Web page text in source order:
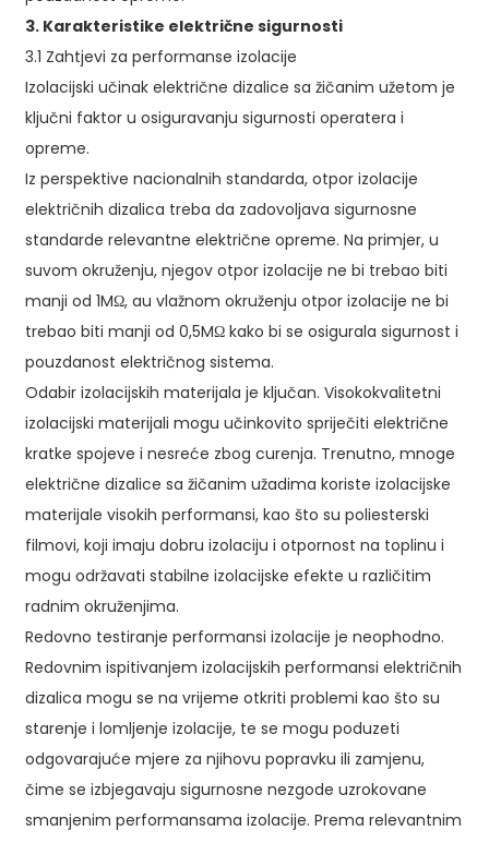
3. Karakteristike električne sigurnosti
3.1 Zahtjevi za performanse izolacije
Izolacijski učinak električne dizalice sa žičanim užetom je
ključni faktor u osiguravanju sigurnosti operatera i
opreme.
Iz perspektive nacionalnih standarda, otpor izolacije
električnih dizalica treba da zadovoljava sigurnosne
standarde relevantne električne opreme. Na primjer, u
suvom okruženju, njegov otpor izolacije ne bi trebao biti
manji od 1MΩ, au vlažnom okruženju otpor izolacije ne bi
trebao biti manji od 0,5MΩ kako bi se osigurala sigurnost i
pouzdanost električnog sistema.
Odabir izolacijskih materijala je ključan. Visokokvalitetni
izolacijski materijali mogu učinkovito spriječiti električne
kratke spojeve i nesreće zbog curenja. Trenutno, mnoge
električne dizalice sa žičanim užadima koriste izolacijske
materijale visokih performansi, kao što su poliesterski
filmovi, koji imaju dobru izolaciju i otpornost na toplinu i
mogu održavati stabilne izolacijske efekte u različitim
radnim okruženjima.
Redovno testiranje performansi izolacije je neophodno.
Redovnim ispitivanjem izolacijskih performansi električnih
dizalica mogu se na vrijeme otkriti problemi kao što su
starenje i lomljenje izolacije, te se mogu poduzeti
odgovarajuće mjere za njihovu popravku ili zamjenu,
čime se izbjegavaju sigurnosne nezgode uzrokovane
smanjenim performansama izolacije. Prema relevantnim